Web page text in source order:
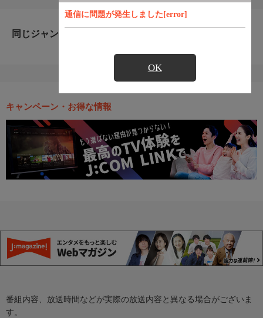
通信に問題が発生しました[error]
OK
同じジャンルのおすすめ番組
キャンペーン・お得な情報
番組内容、放送時間などが実際の放送内容と異なる場合がございま
す。